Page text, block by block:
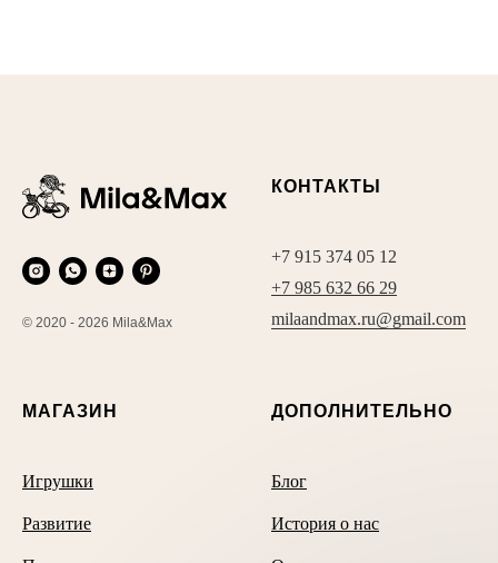
© 2020 - 2026 Mila&Max
КОНТАКТЫ
+7 915 374 05 12
+7 985 632 66 29
milaandmax.ru@gmail.com
МАГАЗИН
Игрушки
Развитие
ДОПОЛНИТЕЛЬНО
Блог
История о нас